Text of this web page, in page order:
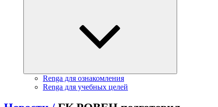
Renga для ознакомления
Renga для учебных целей